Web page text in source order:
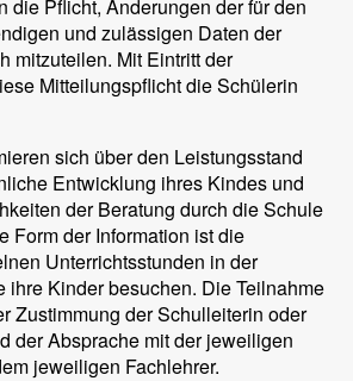
die Pflicht, Änderungen der für den
und zulässigen Daten der
mitzuteilen. Mit Eintritt der
Mitteilungspflicht die Schülerin
sich über den Leistungsstand
Entwicklung ihres Kindes und
der Beratung durch die Schule
Form der Information ist die
Unterrichtsstunden in der
ihre Kinder besuchen. Die Teilnahme
Zustimmung der Schulleiterin oder
der Absprache mit der jeweiligen
jeweiligen Fachlehrer.